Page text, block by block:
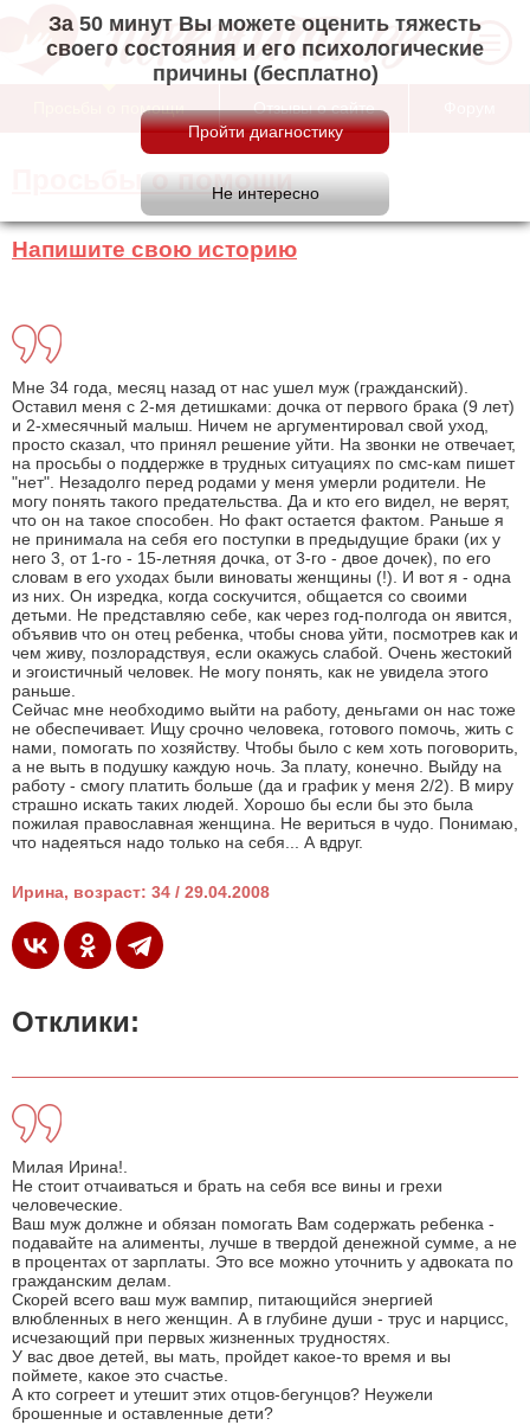
За 50 минут Вы можете оценить тяжесть
своего состояния и его психологические
причины (бесплатно)
Просьбы о помощи Отзывы о сайте
Просьбы о помощи
Напишите свою историю
Мне 34 года, месяц назад от нас ушел муж (гражданский).
Оставил меня с 2-мя детишками: дочка от первого брака (9 лет)
и 2-хмесячный малыш. Ничем не аргументировал свой уход,
просто сказал, что принял решение уйти. На звонки не отвечает,
на просьбы о поддержке в трудных ситуациях по смс-кам пишет
"нет". Незадолго перед родами у меня умерли родители. Не
могу понять такого предательства. Да и кто его видел, не верят,
что он на такое способен. Но факт остается фактом. Раньше я
не принимала на себя его поступки в предыдущие браки (их у
него 3, от 1-го - 15-летняя дочка, от 3-го - двое дочек), по его
словам в его уходах были виноваты женщины (!). И вот я - одна
из них. Он изредка, когда соскучится, общается со своими
детьми. Не представляю себе, как через год-полгода он явится,
объявив что он отец ребенка, чтобы снова уйти, посмотрев как и
чем живу, позлорадствуя, если окажусь слабой. Очень жестокий
и эгоистичный человек. Не могу понять, как не увидела этого
раньше.
Сейчас мне необходимо выйти на работу, деньгами он нас тоже
не обеспечивает. Ищу срочно человека, готового помочь, жить с
нами, помогать по хозяйству. Чтобы было с кем хоть поговорить,
а не выть в подушку каждую ночь. За плату, конечно. Выйду на
работу - смогу платить больше (да и график у меня 2/2). В миру
страшно искать таких людей. Хорошо бы если бы это была
пожилая православная женщина. Не вериться в чудо. Понимаю,
что надеяться надо только на себя... А вдруг.
Ирина, возраст: 34 / 29.04.2008
Отклики:
Милая Ирина!.
Не стоит отчаиваться и брать на себя все вины и грехи
человеческие.
Ваш муж должне и обязан помогать Вам содержать ребенка -
подавайте на алименты, лучше в твердой денежной сумме, а не
в процентах от зарплаты. Это все можно уточнить у адвоката по
гражданским делам.
Скорей всего ваш муж вампир, питающийся энергией
влюбленных в него женщин. А в глубине души - трус и нарцисс,
исчезающий при первых жизненных трудностях.
У вас двое детей, вы мать, пройдет какое-то время и вы
поймете, какое это счастье.
А кто согреет и утешит этих отцов-бегунцов? Неужели
брошенные и оставленные дети?